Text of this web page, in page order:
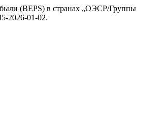
(BEPS) в странах „ОЭСР/Группы
2026-01-02.